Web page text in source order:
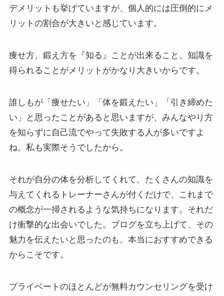
デメリットも挙げていますが、個人的には圧倒的にメ
リットの割合が大きいと感じています。
痩せ方、鍛え方を『知る』ことが出来ること、知識を
得られることがメリットがかなり大きいからです。
誰しもが「痩せたい」「体を鍛えたい」「引き締めた
い」と思ったことがあると思いますが、みんなやり方
を知らずに自己流でやって失敗する人が多いですよ
ね。私も実際そうでしたから。
それが自分の体を分析してくれて、たくさんの知識を
与えてくれるトレーナーさんが付くだけで、これまで
の概念が一掃されるような気持ちになります。それだ
け衝撃的な出会いでした。ブログを立ち上げて、その
魅力を伝えたいと思ったのも、本当におすすめできる
からこそです。
プライベートのほとんどが無料カウンセリングを受け